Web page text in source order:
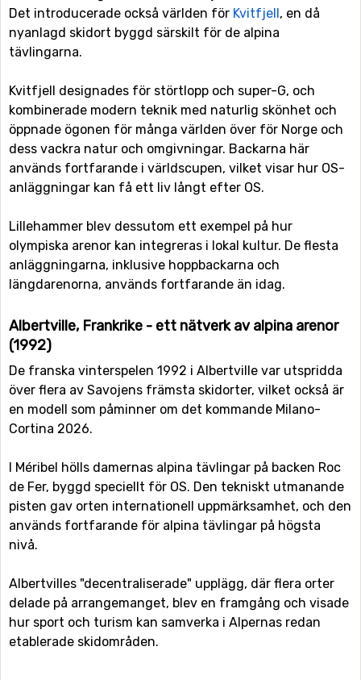
Det introducerade också världen för Kvitfjell, en då
nyanlagd skidort byggd särskilt för de alpina
tävlingarna.
Kvitfjell designades för störtlopp och super-G, och
kombinerade modern teknik med naturlig skönhet och
öppnade ögonen för många världen över för Norge och
dess vackra natur och omgivningar. Backarna här
används fortfarande i världscupen, vilket visar hur OS-
anläggningar kan få ett liv långt efter OS.
Lillehammer blev dessutom ett exempel på hur
olympiska arenor kan integreras i lokal kultur. De flesta
anläggningarna, inklusive hoppbackarna och
längdarenorna, används fortfarande än idag.
Albertville, Frankrike - ett nätverk av alpina arenor
(1992)
De franska vinterspelen 1992 i Albertville var utspridda
över flera av Savojens främsta skidorter, vilket också är
en modell som påminner om det kommande Milano-
Cortina 2026.
I Méribel hölls damernas alpina tävlingar på backen Roc
de Fer, byggd speciellt för OS. Den tekniskt utmanande
pisten gav orten internationell uppmärksamhet, och den
används fortfarande för alpina tävlingar på högsta
nivå.
Albertvilles "decentraliserade" upplägg, där flera orter
delade på arrangemanget, blev en framgång och visade
hur sport och turism kan samverka i Alpernas redan
etablerade skidområden.